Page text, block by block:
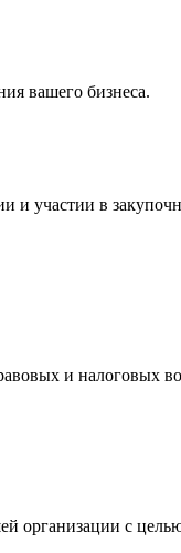
вашего бизнеса.
и участии в
и налоговых
организации с